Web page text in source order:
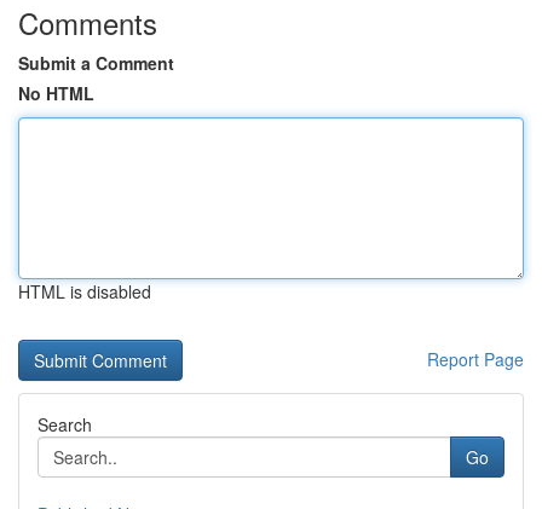
Comments
Submit a Comment
No HTML
HTML is disabled
Report Page
Search
Go